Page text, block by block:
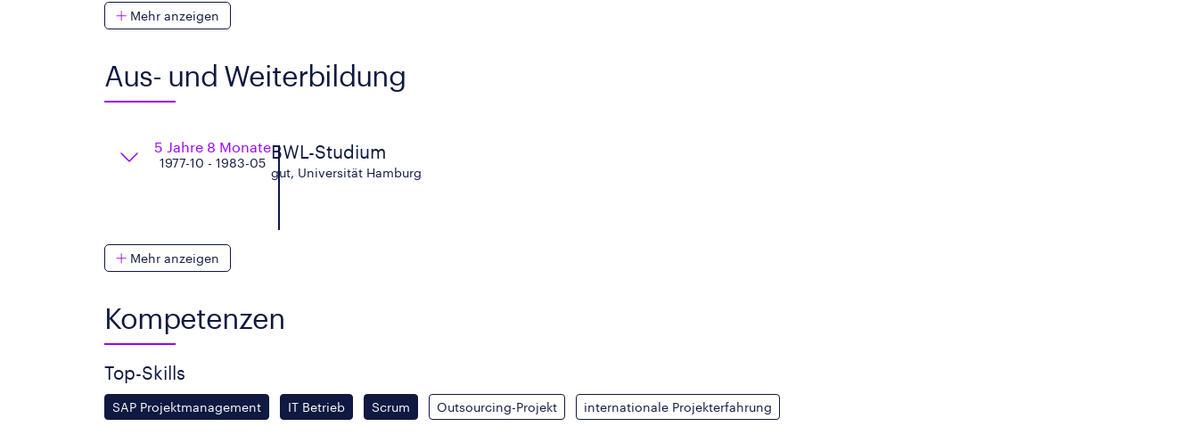
Mehr anzeigen
Aus- und Weiterbildung
5 Jahre 8 Monate
1977-10 - 1983-05
BWL-Studium
gut, Universität Hamburg
Mehr anzeigen
Kompetenzen
Top-Skills
SAP Projektmanagement IT Betrieb Scrum Outsourcing-Projekt internationale Projekterfahrung